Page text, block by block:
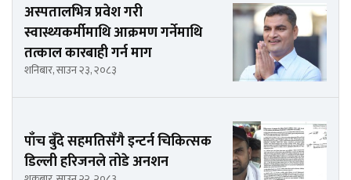
अस्पतालभित्र प्रवेश गरी
स्वास्थ्यकर्मीमाथि आक्रमण गर्नेमाथि
तत्काल कारबाही गर्न माग
शनिबार, साउन २३, २०८३
पाँच बुँदे सहमतिसँगै इन्टर्न चिकित्सक
डिल्ली हरिजनले तोडे अनशन